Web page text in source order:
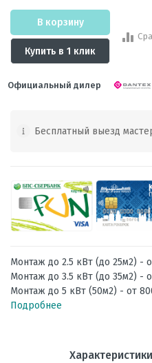
В корзину
Купить в 1 клик
Официальный дилер
Бесплатный выезд
Монтаж до 2.5 кВт (до 25м2) -
Монтаж до 3.5 кВт (до 35м2) -
Монтаж до 5 кВт (50м2) - от
Подробнее
Характеристики